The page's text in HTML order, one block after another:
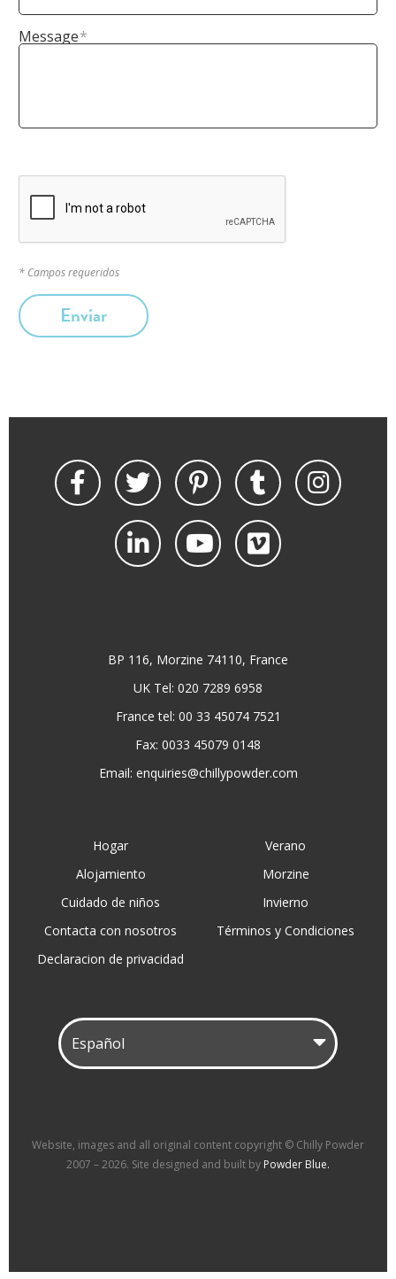
Message*
* Campos requeridos
BP 116, Morzine 74110, France
UK Tel: 020 7289 6958
France tel: 00 33 45074 7521
Fax: 0033 45079 0148
Email: enquiries@chillypowder.com
Hogar
Verano
Alojamiento
Morzine
Cuidado de niños
Invierno
Contacta con nosotros
Términos y Condiciones
Declaracion de privacidad
Website, images and all original content copyright © Chilly Powder
2007 – 2026. Site designed and built by Powder Blue.